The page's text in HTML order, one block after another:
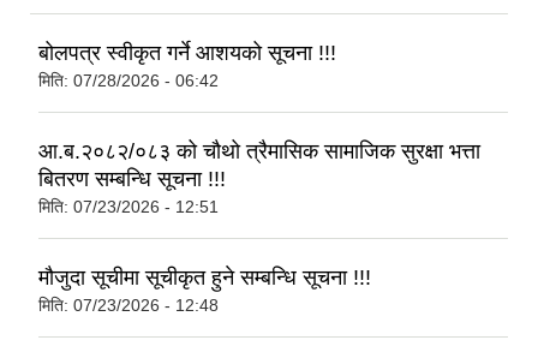
बोलपत्र स्वीकृत गर्ने आशयको सूचना !!!
मिति: 07/28/2026 - 06:42
आ.ब.२०८२/०८३ को चौथो त्रैमासिक सामाजिक सुरक्षा भत्ता
बितरण सम्बन्धि सूचना !!!
मिति: 07/23/2026 - 12:51
मौजुदा सूचीमा सूचीकृत हुने सम्बन्धि सूचना !!!
मिति: 07/23/2026 - 12:48